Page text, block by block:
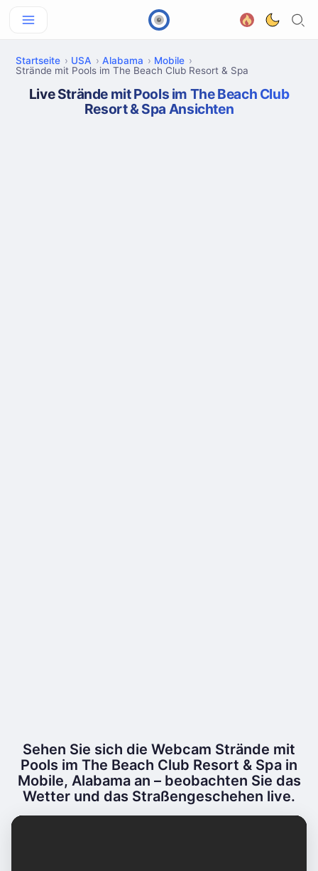
Startseite USA Alabama
Mobile
Strände mit Pools im The Beach Club Resort & Spa
Live Strände mit Pools im The Beach Club
Resort & Spa Ansichten
Sehen Sie sich die Webcam Strände mit
Pools im The Beach Club Resort & Spa in
Mobile, Alabama an – beobachten Sie das
Wetter und das Straßengeschehen live.